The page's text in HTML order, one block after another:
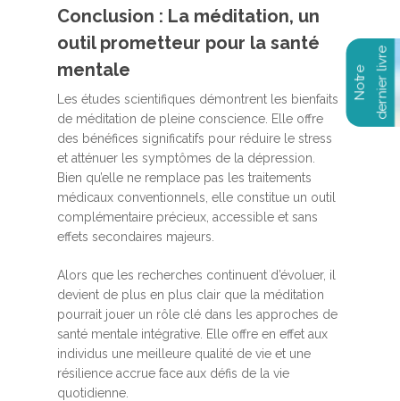
Conclusion : La méditation, un
outil prometteur pour la santé
mentale
Les études scientifiques démontrent les bienfaits
de méditation de pleine conscience. Elle offre
des bénéfices significatifs pour réduire le stress
et atténuer les symptômes de la dépression.
Bien qu’elle ne remplace pas les traitements
médicaux conventionnels, elle constitue un outil
complémentaire précieux, accessible et sans
effets secondaires majeurs.
Alors que les recherches continuent d’évoluer, il
devient de plus en plus clair que la méditation
pourrait jouer un rôle clé dans les approches de
santé mentale intégrative. Elle offre en effet aux
individus une meilleure qualité de vie et une
résilience accrue face aux défis de la vie
quotidienne.